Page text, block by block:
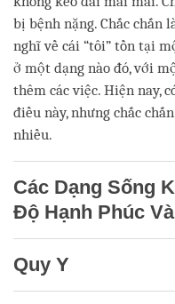
bị bệnh nặng. Chắc chắn
nghĩ về cái “tôi” tồn tại
ở một dạng nào đó, với
thêm các việc. Hiện nay,
điều này, nhưng chắc
nhiều.
Các Dạng Sống
Độ Hạnh Phúc
Quy Y